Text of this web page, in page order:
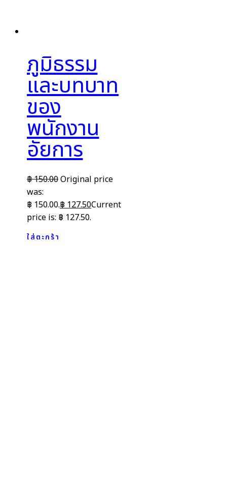
ภูมิธรรม
และบทบาท
ของ
พนักงาน
อัยการ
฿150.00Original price
was:
฿ 150.00.฿ 127.50Current
price is: ฿ 127.50.
ใส่ตะกร้า